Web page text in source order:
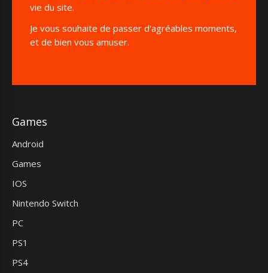
vie du site.
Je vous souhaite de passer d'agréables moments,
et de bien vous amuser.
Games
Android
Games
IOS
Nintendo Switch
PC
PS1
PS4